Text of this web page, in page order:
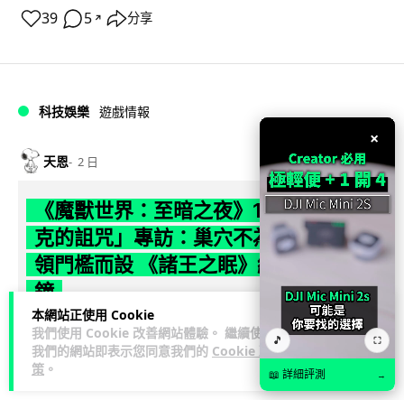
本網站正使用 Cookie
我們使用 Cookie 改善網站體驗。 繼續使用
我們的網站即表示您同意我們的 Cookie 政
策 。
39 5 ↗ 分享
科技娛樂 遊戲情報
天恩 2 日
《魔獸世界：至暗之夜》12.1 「烏拉特
克的詛咒」專訪：巢穴不為提高世界首
領門檻而設 《諸王之眠》縮短約 10 分
鐘
《魔獸世界：至暗之夜》版本更新 12.1「烏拉特克的詛咒」將
於 8 月 13 日正式上線，帶來全新區域「盤蛇島」、地城「毒牙
祭壇」、新型態世...
×
🎵 ⛶
📖 詳細評測 →